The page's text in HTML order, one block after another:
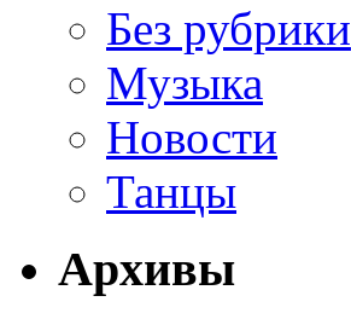
Без рубрики
Музыка
Новости
Танцы
Архивы